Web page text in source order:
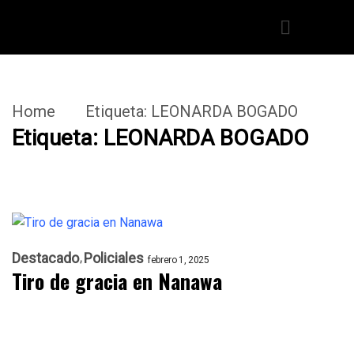
Home Etiqueta: LEONARDA BOGADO
Etiqueta: LEONARDA BOGADO
Destacado Policiales febrero 1, 2025
Tiro de gracia en Nanawa